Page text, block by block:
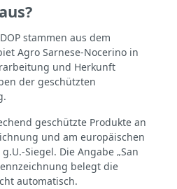
San Marzano
g
g
Wahl für alle, die echte
regelmäßig nutzen.
mehr Inhalt und eine
Pizza, Pasta und
stammen aus dem
Agro Sarnese-Nocerino in
und Herkunft
der geschützten
geschützte Produkte an
und am europäischen
Siegel. Die Angabe „San
belegt die
automatisch.